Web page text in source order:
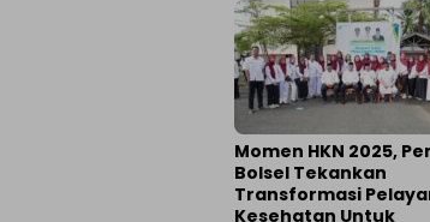
Momen HKN 2025,
Bolsel Tekankan
Transformasi
Kesehatan Untuk